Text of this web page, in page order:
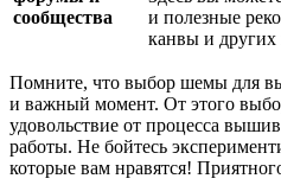
сообщества
и полезные
канвы и других
Помните, что выбор шемы для
и важный момент. От этого
удовольствие от процесса
работы. Не бойтесь
которые вам нравятся!